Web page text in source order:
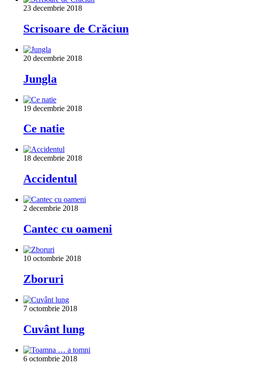
23 decembrie 2018
Scrisoare de Crăciun
20 decembrie 2018
Jungla
19 decembrie 2018
Ce natie
18 decembrie 2018
Accidentul
2 decembrie 2018
Cantec cu oameni
10 octombrie 2018
Zboruri
7 octombrie 2018
Cuvânt lung
6 octombrie 2018